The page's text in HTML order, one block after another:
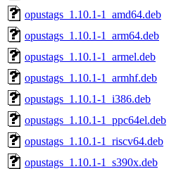
opustags_1.10.1-1_amd64.deb
opustags_1.10.1-1_arm64.deb
opustags_1.10.1-1_armel.deb
opustags_1.10.1-1_armhf.deb
opustags_1.10.1-1_i386.deb
opustags_1.10.1-1_ppc64el.deb
opustags_1.10.1-1_riscv64.deb
opustags_1.10.1-1_s390x.deb